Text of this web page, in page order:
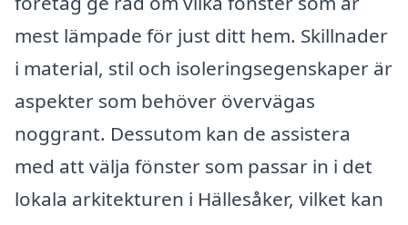
mest lämpade för just ditt hem. Skillnader
i material, stil och isoleringsegenskaper är
aspekter som behöver övervägas
noggrant. Dessutom kan de assistera
med att välja fönster som passar in i det
lokala arkitekturen i Hällesåker, vilket kan